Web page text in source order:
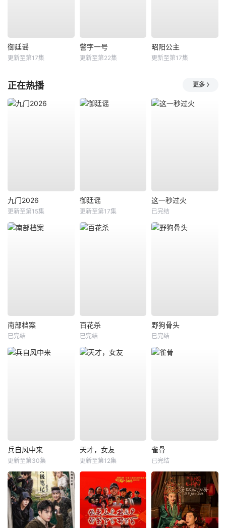
御廷谣
更新至第17集
警字一号
更新至第22集
昭阳公主
更新至第17集
正在热播 更多
九门2026
更新至第15集
御廷谣
更新至第17集
这一秒过火
已完结
南部档案
已完结
百花杀
已完结
野狗骨头
已完结
兵自风中来
更新至第30集
天才，女友
更新至第12集
雀骨
已完结